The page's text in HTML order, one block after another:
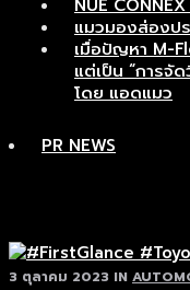
NUE
แมวมองส่องป
เมื่อปัญหา M-
แต่เป็น “การจั
โดย แอดแมว
PR NEWS
3 ตุลาคม 2023 IN